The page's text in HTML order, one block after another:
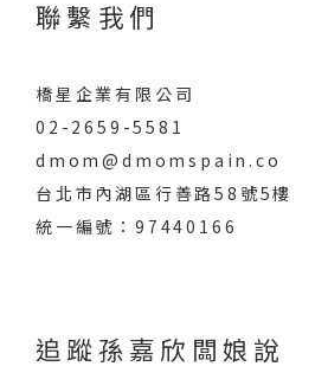
聯繫我們
橋星企業有限公司
02-2659-5581
dmom@dmomspain.co
台北市內湖區行善路58號5樓
統一編號：97440166
追蹤孫嘉欣闆娘說